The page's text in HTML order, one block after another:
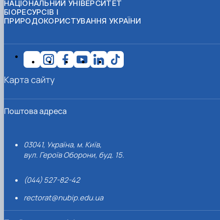
НАЦІОНАЛЬНИЙ УНІВЕРСИТЕТ
БІОРЕСУРСІВ І
ПРИРОДОКОРИСТУВАННЯ УКРАЇНИ
Поштова адреса
03041, Україна, м. Київ,
вул. Героїв Оборони, буд. 15.
(044) 527-82-42
rectorat@nubip.edu.ua
Карта сайту